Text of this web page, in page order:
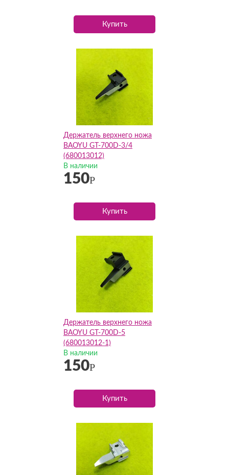
Купить
Держатель верхнего ножа
BAOYU GT-700D-3/4
(680013012)
В наличии
150Р
Купить
Держатель верхнего ножа
BAOYU GT-700D-5
(680013012-1)
В наличии
150Р
Купить